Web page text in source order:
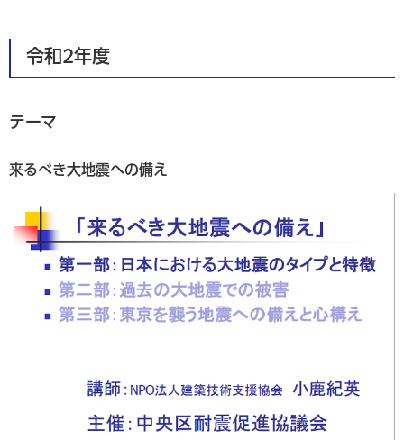
令和2年度
テーマ
来るべき大地震への備え